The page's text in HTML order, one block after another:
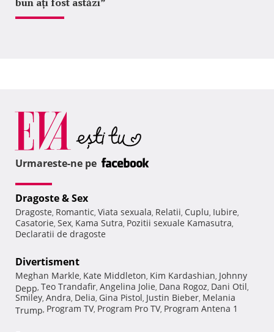
Urmareste-ne pe
Dragoste & Sex
Dragoste, Romantic, Viata sexuala, Relatii, Cuplu, Iubire,
Casatorie, Sex, Kama Sutra, Pozitii sexuale Kamasutra,
Declaratii de dragoste
Divertisment
Meghan Markle, Kate Middleton, Kim Kardashian, Johnny
Depp, Teo Trandafir, Angelina Jolie, Dana Rogoz, Dani Otil,
Smiley, Andra, Delia, Gina Pistol, Justin Bieber, Melania
Trump, Program TV, Program Pro TV, Program Antena 1